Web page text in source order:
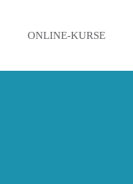
ONLINE-KURSE